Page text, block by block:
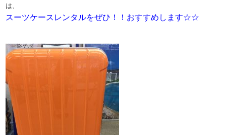
は、
スーツケースレンタルをぜひ！！おすすめします☆☆